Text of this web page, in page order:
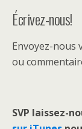
Écrivez-nous!
Envoyez-nous
ou
SVP laissez-